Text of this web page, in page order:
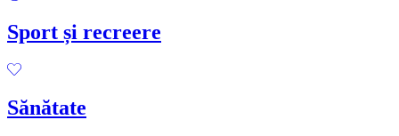
Sport și recreere
Sănătate